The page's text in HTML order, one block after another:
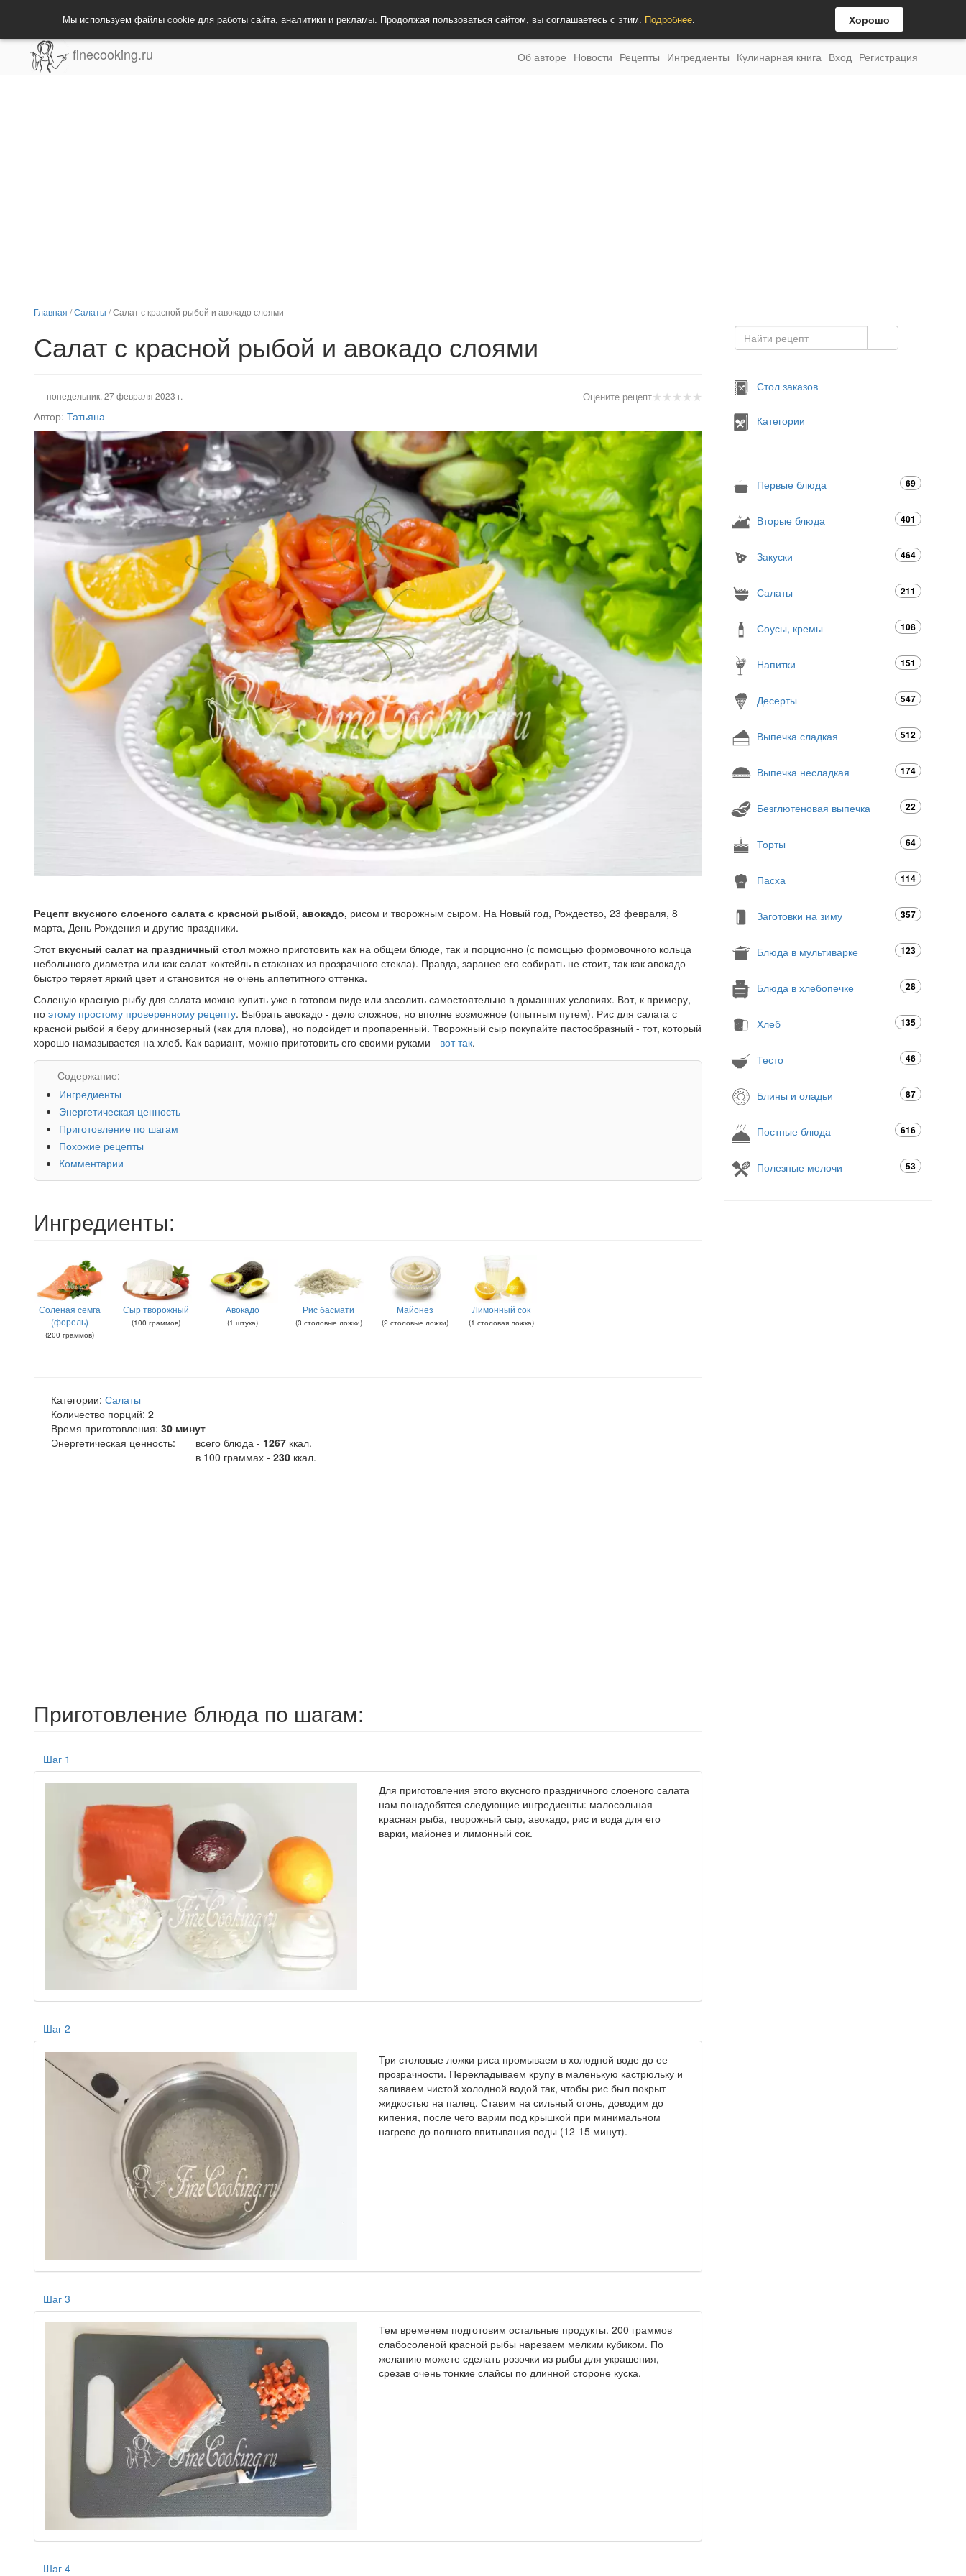
Мы используем файлы cookie для работы сайта, аналитики и рекламы. Продолжая пользоваться сайтом, вы соглашаетесь с этим. Подробнее. Хорошо
finecooking.ru Об авторе Новости Рецепты Ингредиенты Кулинарная книга Вход Регистрация
Главная /Салаты /Салат с красной рыбой и авокадо слоями
Салат с красной рыбой и авокадо слоями
★★★★★
Оцените рецепт
понедельник, 27 февраля 2023 г.
Автор: Татьяна
Рецепт вкусного слоеного салата с красной рыбой, авокадо, рисом и творожным сыром. На Новый год, Рождество, 23 февраля, 8
марта, День Рождения и другие праздники.
Этот вкусный салат на праздничный стол можно приготовить как на общем блюде, так и порционно (с помощью формовочного кольца
небольшого диаметра или как салат-коктейль в стаканах из прозрачного стекла). Правда, заранее его собирать не стоит, так как авокадо
быстро теряет яркий цвет и становится не очень аппетитного оттенка.
Соленую красную рыбу для салата можно купить уже в готовом виде или засолить самостоятельно в домашних условиях. Вот, к примеру,
по этому простому проверенному рецепту. Выбрать авокадо - дело сложное, но вполне возможное (опытным путем). Рис для салата с
красной рыбой я беру длиннозерный (как для плова), но подойдет и пропаренный. Творожный сыр покупайте пастообразный - тот, который
хорошо намазывается на хлеб. Как вариант, можно приготовить его своими руками - вот так.
Содержание:
Ингредиенты
Энергетическая ценность
Приготовление по шагам
Похожие рецепты
Комментарии
Ингредиенты:
Соленая семга
(форель)
(200 граммов)
Сыр творожный
(100 граммов)
Авокадо
(1 штука)
Рис басмати
(3 столовые ложки)
Майонез
(2 столовые ложки)
Лимонный сок
(1 столовая ложка)
Категории: Салаты
Количество порций: 2
Время приготовления: 30 минут
Энергетическая ценность:
всего блюда - 1267 ккал.
в 100 граммах - 230 ккал.
Приготовление блюда по шагам:
Шаг 1
Для приготовления этого вкусного праздничного слоеного салата
нам понадобятся следующие ингредиенты: малосольная
красная рыба, творожный сыр, авокадо, рис и вода для его
варки, майонез и лимонный сок.
Шаг 2
Три столовые ложки риса промываем в холодной воде до ее
прозрачности. Перекладываем крупу в маленькую кастрюльку и
заливаем чистой холодной водой так, чтобы рис был покрыт
жидкостью на палец. Ставим на сильный огонь, доводим до
кипения, после чего варим под крышкой при минимальном
нагреве до полного впитывания воды (12-15 минут).
Шаг 3
Тем временем подготовим остальные продукты. 200 граммов
слабосоленой красной рыбы нарезаем мелким кубиком. По
желанию можете сделать розочки из рыбы для украшения,
срезав очень тонкие слайсы по длинной стороне куска.
Шаг 4
Стол заказов
Категории
Первые блюда 69
Вторые блюда 401
Закуски 464
Салаты 211
Соусы, кремы 108
Напитки 151
Десерты 547
Выпечка сладкая 512
Выпечка несладкая 174
Безглютеновая выпечка 22
Торты 64
Пасха 114
Заготовки на зиму 357
Блюда в мультиварке 123
Блюда в хлебопечке 28
Хлеб 135
Тесто 46
Блины и оладьи 87
Постные блюда 616
Полезные мелочи 53